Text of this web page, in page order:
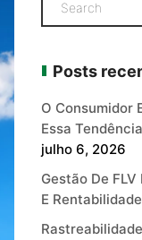
Posts
O Consumidor
Essa
julho 6, 2026
Gestão De
E Rentabilidade